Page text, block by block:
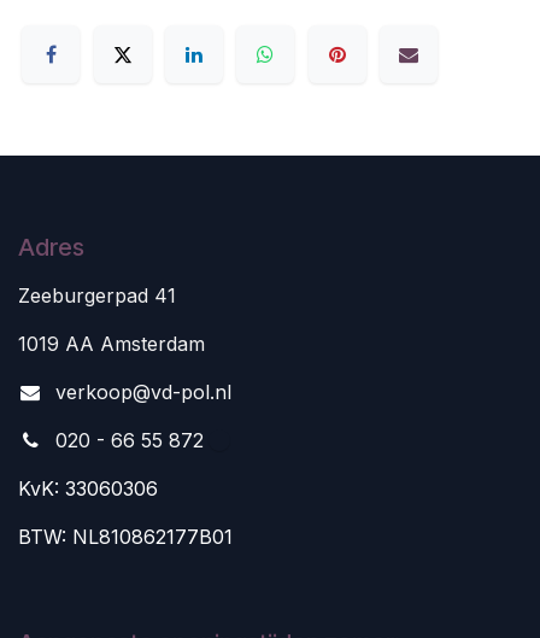
Adres
Zeeburgerpad 41
1019 AA Amsterdam
verkoop@vd-pol.nl
020 - 66 55 872
KvK: 33060306
BTW: NL810862177B01